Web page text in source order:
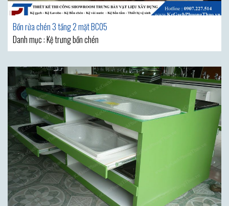
Bồn rửa chén 3 tầng 2 mặt BC05
Danh mục : Kệ trưng bồn chén